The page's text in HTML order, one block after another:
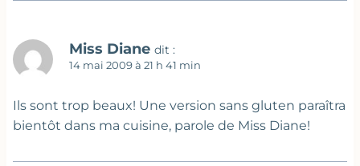
Miss Diane dit :
14 mai 2009 à 21 h 41 min
Ils sont trop beaux! Une version sans gluten paraîtra
bientôt dans ma cuisine, parole de Miss Diane!